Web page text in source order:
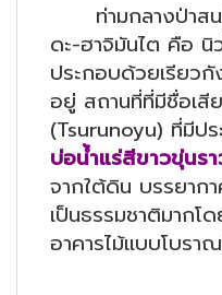
ท่ามกลางป่าสนลึ
ดะ-ฮาจิมันไต คือ นิ
ประกอบด้วยเรียว
อยู่ สถานที่ที่มีชื่อเสี
(Tsurunoyu) ที่มีป
บ่อน้ำแร่สีขาวขุ่นร
จากใต้ดิน บรรยาก
เป็นธรรมชาติมากโ
อาคารไม้แบบโบรา